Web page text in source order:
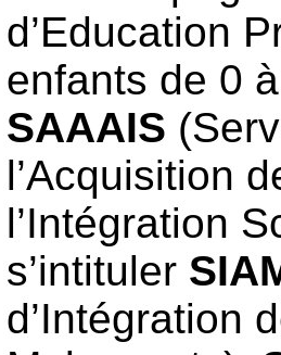
d’Education
enfants de 0
SAAAIS
l’Acquisition
l’Intégration
s’intituler
d’Intégration